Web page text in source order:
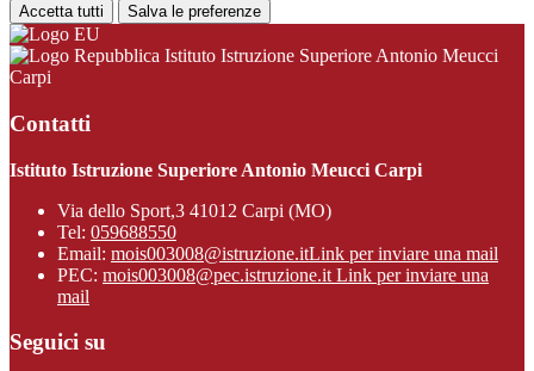
Accetta tutti Salva le preferenze
Istituto Istruzione Superiore Antonio Meucci
Carpi
Contatti
Istituto Istruzione Superiore Antonio Meucci Carpi
Via dello Sport,3 41012 Carpi (MO)
Tel: 059688550
Email: mois003008@istruzione.itLink per inviare una mail
PEC: mois003008@pec.istruzione.it Link per inviare una
mail
Seguici su